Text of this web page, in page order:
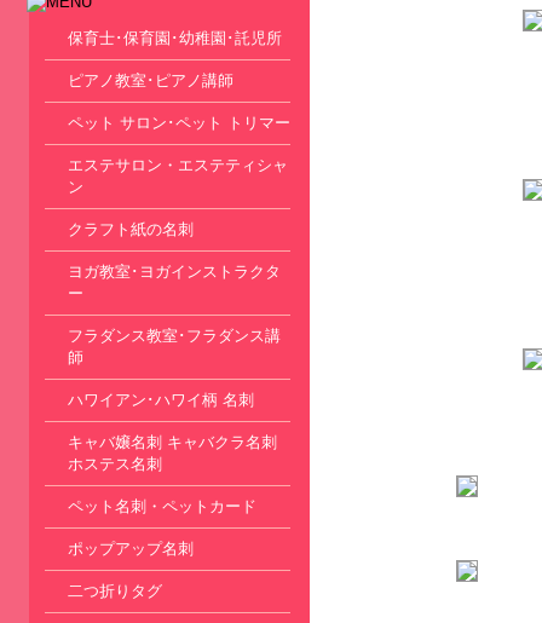
保育士･保育園･幼稚園･託児所
ピアノ教室･ピアノ講師
ペット サロン･ペット トリマー
エステサロン・エステティシャ
ン
クラフト紙の名刺
ヨガ教室･ヨガインストラクタ
ー
フラダンス教室･フラダンス講
師
ハワイアン･ハワイ柄 名刺
キャバ嬢名刺 キャバクラ名刺
ホステス名刺
ペット名刺・ペットカード
ポップアップ名刺
二つ折りタグ